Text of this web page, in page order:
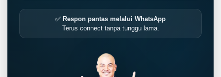
✅ Respon pantas melalui WhatsApp
Terus connect tanpa tunggu lama.